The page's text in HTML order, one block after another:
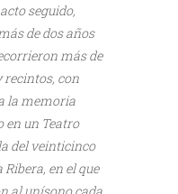
seguido,
de dos años
más de
recintos, con
la memoria
en un Teatro
del veinticinco
en el que
al unísono cada